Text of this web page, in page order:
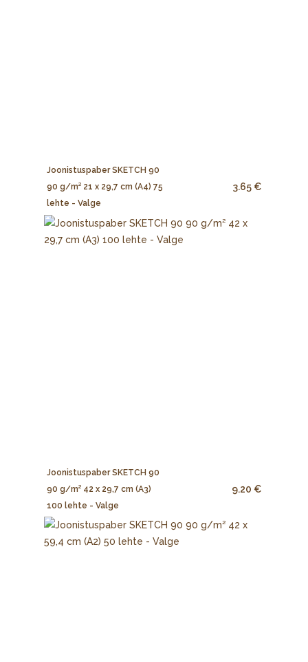
Joonistuspaber SKETCH 90
90 g/m² 21 x 29,7 cm (A4) 75
lehte - Valge
3.65 €
Joonistuspaber SKETCH 90
90 g/m² 42 x 29,7 cm (A3)
100 lehte - Valge
9.20 €